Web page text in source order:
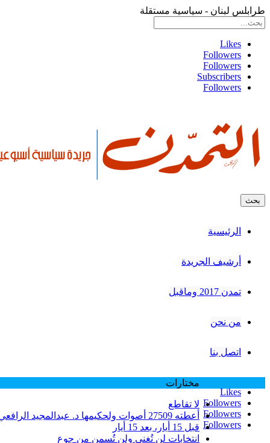
طرابلس لبنان - سياسية مستقلة
Likes
Followers
Followers
Subscribers
Followers
الرئيسية
أرشيف الجريدة
تمدن 2017 وماقبل
من نحن
اتصل بنا
Likes
Followers
Followers
Followers
مختارات
لا تقاطع
أعطته 27509 أصوات ولحكيمها د. عبدالمجيد الرافعي 25811 صوتاً… الوزير فرنجية وعتبه على طرابلس بسبب نتائج انتخابات 2005 … لماذا؟
قبل 15 أيار، بعد 15 أيار
انتخابات لن تُغني ولن تُسمن من جوع